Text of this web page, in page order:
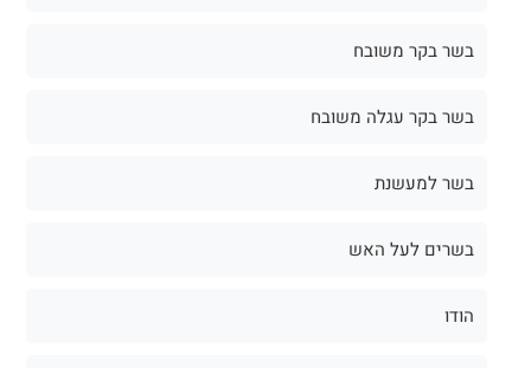
בשר בקר משובח
בשר בקר עגלה משובח
בשר למעשנת
בשרים לעל האש
הודו